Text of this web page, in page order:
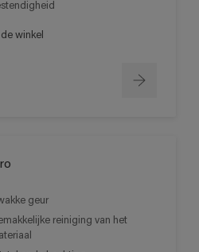
winkel
geur
reiniging van het